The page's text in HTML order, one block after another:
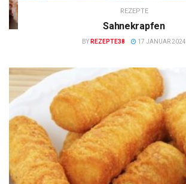
REZEPTE
Sahnekrapfen
BY REZEPTE38 17 JANUAR 2024